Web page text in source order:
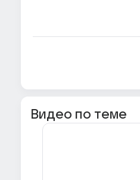
Видео по теме